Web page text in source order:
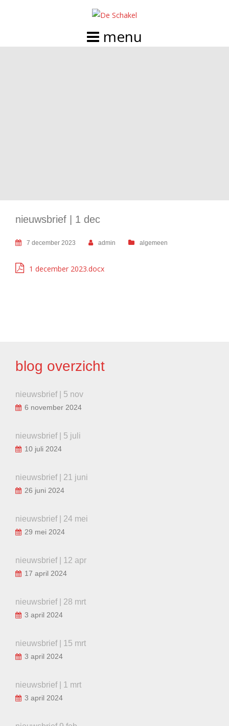
nieuwsbrief | 1 dec
7 december 2023 admin algemeen
1 december 2023.docx
blog overzicht
nieuwsbrief | 5 nov
6 november 2024
nieuwsbrief | 5 juli
10 juli 2024
nieuwsbrief | 21 juni
26 juni 2024
nieuwsbrief | 24 mei
29 mei 2024
nieuwsbrief | 12 apr
17 april 2024
nieuwsbrief | 28 mrt
3 april 2024
nieuwsbrief | 15 mrt
3 april 2024
nieuwsbrief | 1 mrt
3 april 2024